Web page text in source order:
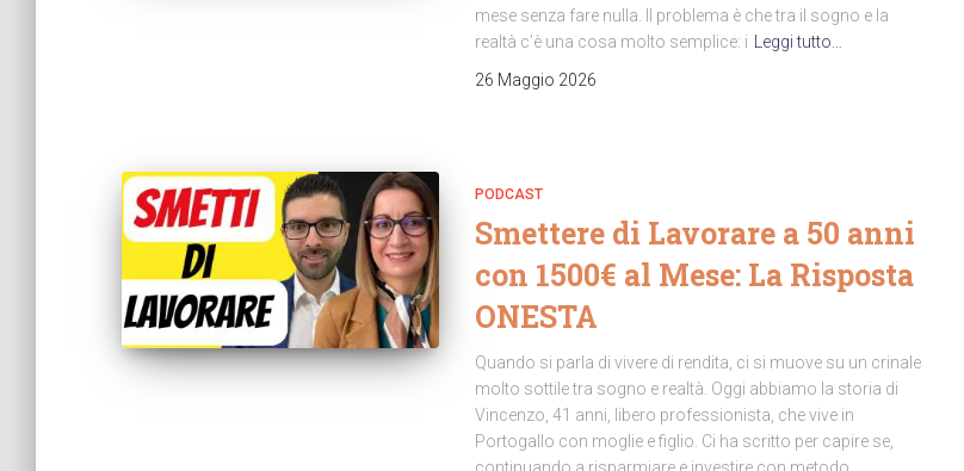
mese senza fare nulla. Il problema è che tra il sogno e la
realtà c’è una cosa molto semplice: i
Leggi tutto…
26 Maggio 2026
PODCAST
Smettere di Lavorare a 50 anni
con 1500€ al Mese: La Risposta
ONESTA
Quando si parla di vivere di rendita, ci si muove su un crinale
molto sottile tra sogno e realtà. Oggi abbiamo la storia di
Vincenzo, 41 anni, libero professionista, che vive in
Portogallo con moglie e figlio. Ci ha scritto per capire se,